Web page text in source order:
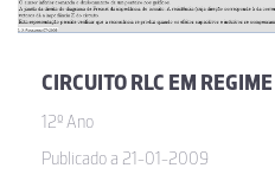
CIRCUITO RLC EM
12º Ano
Publicado a 21-01-2009